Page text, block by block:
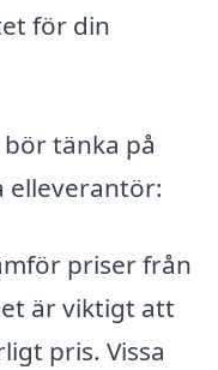
för din
tänka på
elleverantör:
priser från
är viktigt att
pris. Vissa